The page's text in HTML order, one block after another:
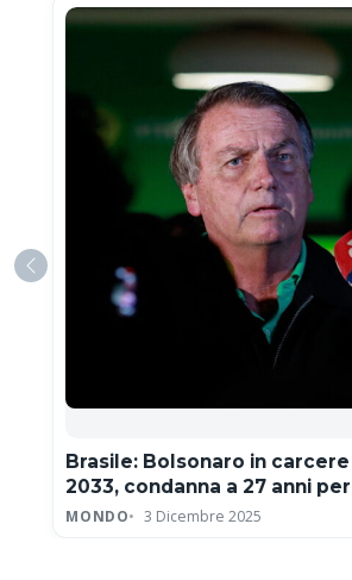
Brasile: Bolsonaro in
2033, condanna a 27 anni
MONDO 3 Dicembre 2025